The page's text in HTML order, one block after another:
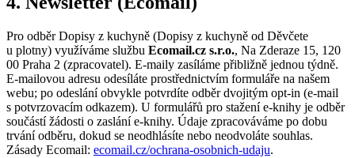
Pro odběrDopisy z kuchyně (Dopisy z kuchyně od Děvčete
u plotny) využíváme službu Ecomail.cz s.r.o., Na Zderaze 15, 120
00 Praha 2 (zpracovatel). E-maily zasíláme přibližně jednou týdně.
E-mailovou adresu odesíláte prostřednictvím formuláře na našem
webu; po odeslání obvykle potvrdíte odběr dvojitým opt-in (e-mail
s potvrzovacím odkazem). U formulářů pro stažení e-knihy je odběr
součástí žádosti o zaslání e-knihy. Údaje zpracováváme po dobu
trvání odběru, dokud se neodhlásíte nebo neodvoláte souhlas.
Zásady Ecomail: ecomail.cz/ochrana-osobnich-udaju.